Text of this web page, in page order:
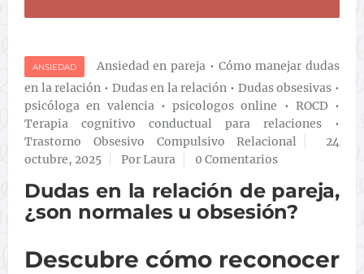
ANSIEDAD Ansiedad en pareja • Cómo manejar dudas
en la relación • Dudas en la relación • Dudas obsesivas •
psicóloga en valencia• psicologos online • ROCD •
Terapia cognitivo conductual para relaciones •
Trastorno Obsesivo Compulsivo Relacional
24
octubre, 2025
Por Laura 0 Comentarios
Dudas en la relación de pareja,
¿son normales u obsesión?
Descubre cómo reconocer